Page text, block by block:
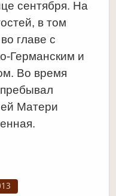
сентября. На
в том
главе с
Германским и
Во время
Матери